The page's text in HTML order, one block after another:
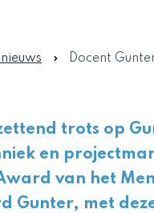
Docent
trots op
en
van het
Gunter, met